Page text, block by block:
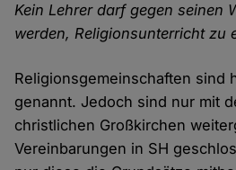
Kein Lehrer darf gegen seinen
werden, Religionsunterricht zu
Religionsgemeinschaften sind
genannt. Jedoch sind nur mit
christlichen Großkirchen
Vereinbarungen in SH